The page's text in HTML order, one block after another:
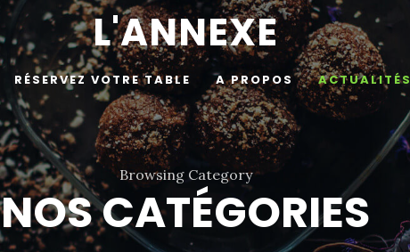
L'ANNEXE
RÉSERVEZ VOTRE TABLE A PROPOS ACTUALITÉS
Browsing Category
NOS CATÉGORIES